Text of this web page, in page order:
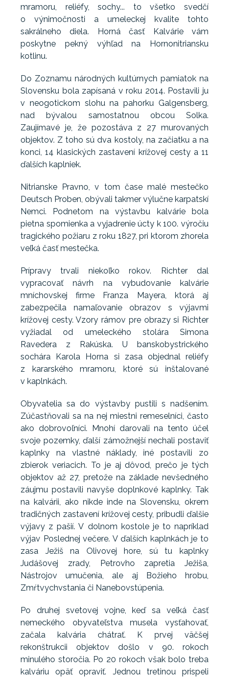
mramoru, reliéfy, sochy... to všetko svedčí
o výnimočnosti a umeleckej kvalite tohto
sakrálneho diela. Horná časť Kalvárie vám
poskytne pekný výhľad na Hornonitriansku
kotlinu.
Do Zoznamu národných kultúrnych pamiatok na
Slovensku bola zapísaná v roku 2014. Postavili ju
v neogotickom slohu na pahorku Galgensberg,
nad bývalou samostatnou obcou Solka.
Zaujímavé je, že pozostáva z 27 murovaných
objektov. Z toho sú dva kostoly, na začiatku a na
konci, 14 klasických zastavení krížovej cesty a 11
ďalších kaplniek.
Nitrianske Pravno, v tom čase malé mestečko
Deutsch Proben, obývali takmer výlučne karpatskí
Nemci. Podnetom na výstavbu kalvárie bola
pietna spomienka a vyjadrenie úcty k 100. výročiu
tragického požiaru z roku 1827, pri ktorom zhorela
veľká časť mestečka.
Prípravy trvali niekoľko rokov. Richter dal
vypracovať návrh na vybudovanie kalvárie
mníchovskej firme Franza Mayera, ktorá aj
zabezpečila namaľovanie obrazov s výjavmi
krížovej cesty. Vzory rámov pre obrazy si Richter
vyžiadal od umeleckého stolára Simona
Ravedera z Rakúska. U banskobystrického
sochára Karola Horna si zasa objednal reliéfy
z kararského mramoru, ktoré sú inštalované
v kaplnkách.
Obyvatelia sa do výstavby pustili s nadšením.
Zúčastňovali sa na nej miestni remeselníci, často
ako dobrovoľníci. Mnohí darovali na tento účel
svoje pozemky, ďalší zámožnejší nechali postaviť
kaplnky na vlastné náklady, iné postavili zo
zbierok veriacich. To je aj dôvod, prečo je tých
objektov až 27, pretože na základe nevšedného
záujmu postavili navyše doplnkové kaplnky. Tak
na kalvárii, ako nikde inde na Slovensku, okrem
tradičných zastavení krížovej cesty, pribudli ďalšie
výjavy z pašií. V dolnom kostole je to napríklad
výjav Poslednej večere. V ďalších kaplnkách je to
zasa Ježiš na Olivovej hore, sú tu kaplnky
Judášovej zrady, Petrovho zapretia Ježiša,
Nástrojov umučenia, ale aj Božieho hrobu,
Zmŕtvychvstania či Nanebovstúpenia.
Po druhej svetovej vojne, keď sa veľká časť
nemeckého obyvateľstva musela vysťahovať,
začala kalvária chátrať. K prvej väčšej
rekonštrukcii objektov došlo v 90. rokoch
minulého storočia. Po 20 rokoch však bolo treba
kalváriu opäť opraviť. Jednou tretinou prispeli